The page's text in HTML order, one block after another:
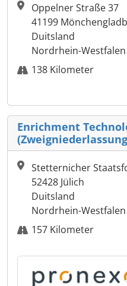
Oppelner Straße 37
41199
Duitsland
Nordrhein-Westfalen
138 Kilometer
Enrichment
Stetternicher
52428 Jülich
Duitsland
Nordrhein-Westfalen
157 Kilometer